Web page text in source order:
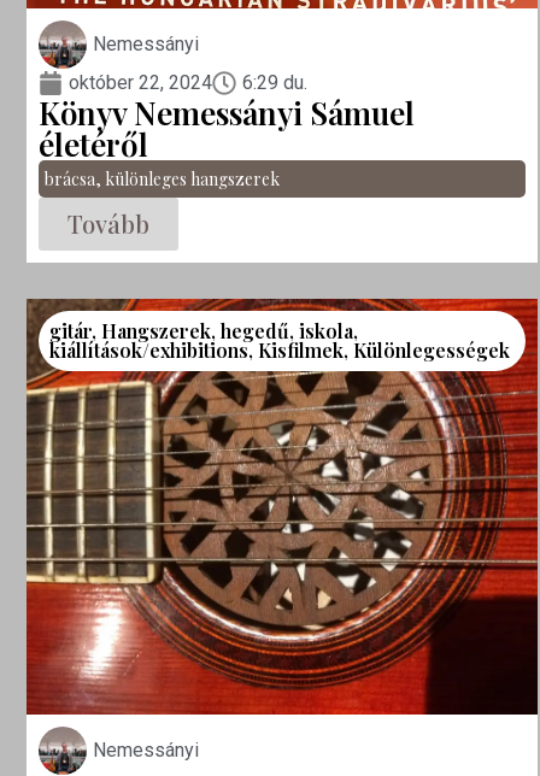
Nemessányi
október 22, 2024
6:29 du.
Könyv Nemessányi Sámuel
életéről
brácsa, különleges hangszerek
Tovább
gitár, Hangszerek,hegedű,iskola,
kiállítások/exhibitions, Kisfilmek, Különlegességek
Nemessányi